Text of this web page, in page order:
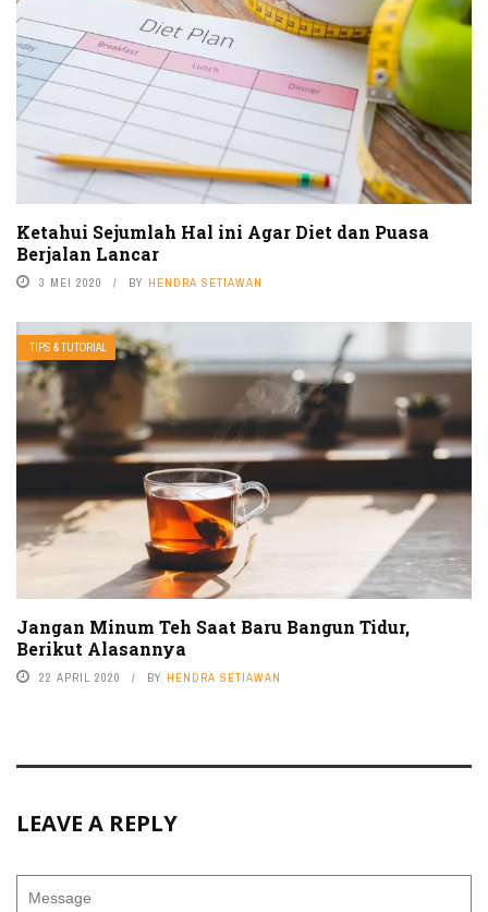
Ketahui Sejumlah Hal ini Agar Diet dan Puasa
Berjalan Lancar
3 MEI 2020 BY HENDRA SETIAWAN
TIPS & TUTORIAL
Jangan Minum Teh Saat Baru Bangun Tidur,
Berikut Alasannya
22 APRIL 2020 BY HENDRA SETIAWAN
LEAVE A REPLY